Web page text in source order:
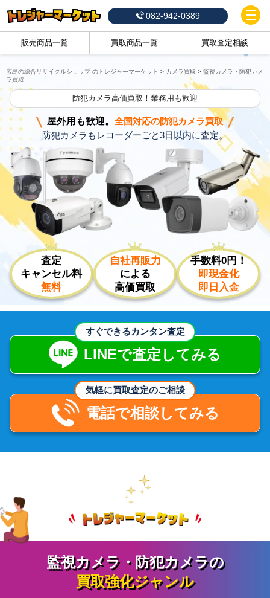
082-942-0389
販売商品一覧 買取商品一覧 買取査定相談
広島の総合リサイクルショップ のトレジャーマーケット > カメラ買取 > 監視カメラ・防犯カメ
ラ買取
防犯カメラ高価買取！業務用も歓迎
屋外用も歓迎。全国対応の防犯カメラ買取
防犯カメラもレコーダーごと3日以内に査定。
査定
キャンセル料
無料
自社再販力
による
高価買取
手数料0円！
即現金化
即日入金
すぐできるカンタン査定
LINEで査定してみる
気軽に買取査定のご相談
電話で相談してみる
監視カメラ・防犯カメラの
買取強化ジャンル